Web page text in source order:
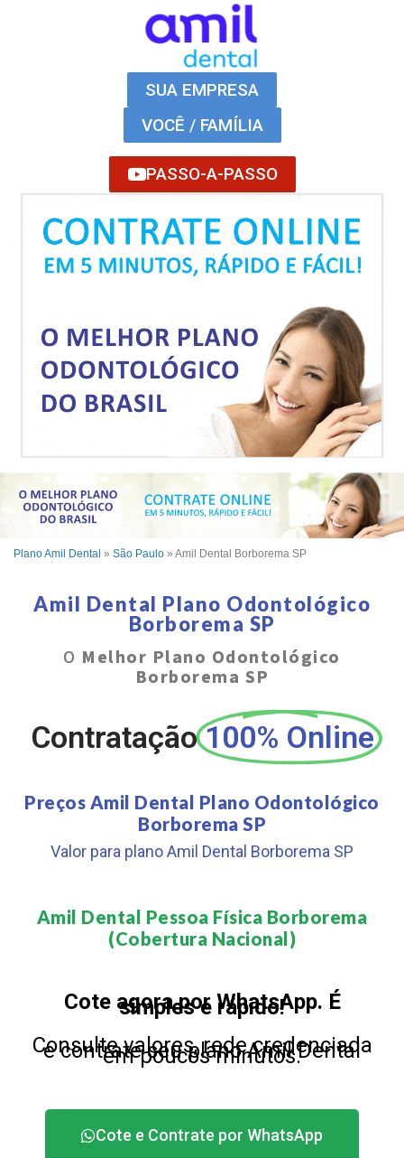
SUA EMPRESA
VOCÊ / FAMÍLIA
PASSO-A-PASSO
Plano Amil Dental » São Paulo » Amil Dental Borborema SP
Amil Dental Plano Odontológico
Borborema SP
O Melhor Plano Odontológico
Borborema SP
Contratação 100% Online
Preços Amil Dental Plano Odontológico
Borborema SP
Valor para plano Amil Dental Borborema SP
Amil Dental Pessoa Física Borborema
(Cobertura Nacional)​
Cote agora por WhatsApp. É
simples e rápido!
Consulte valores, rede credenciada
e contrate seu plano Amil Dental
em poucos minutos.
Cote e Contrate por WhatsApp